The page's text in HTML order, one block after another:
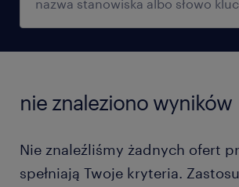
nie znaleziono wyników
Nie znaleźliśmy żadnych ofert
spełniają Twoje kryteria.